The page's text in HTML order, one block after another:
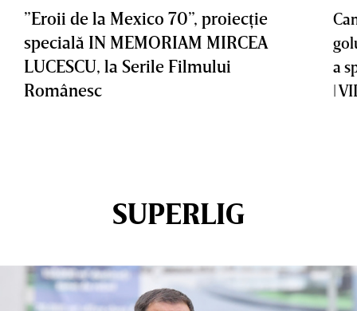
”Eroii de la Mexico 70”, proiecţie
specială IN MEMORIAM MIRCEA
LUCESCU, la Serile Filmului
Românesc
a
|
SUPERLIG